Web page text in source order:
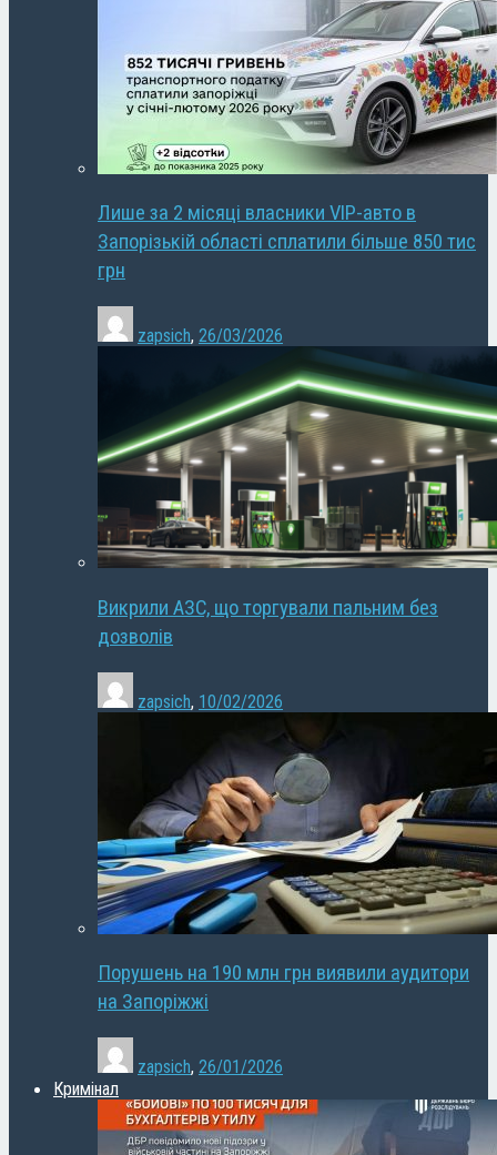
Лише за 2 місяці власники VIP-авто в
Запорізькій області сплатили більше 850 тис
грн
zapsich, 26/03/2026
Викрили АЗС, що торгували пальним без
дозволів
zapsich, 10/02/2026
Порушень на 190 млн грн виявили аудитори
на Запоріжжі
zapsich, 26/01/2026
Кримінал